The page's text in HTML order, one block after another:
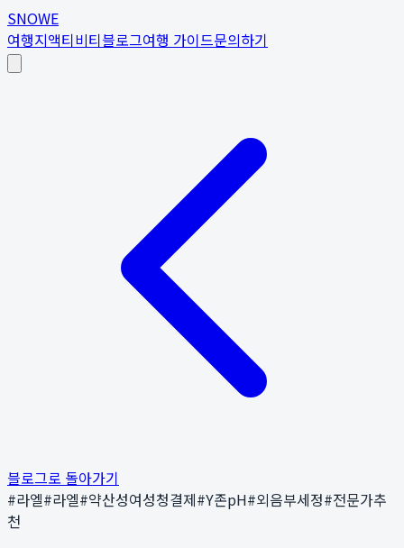
SNOWE
여행지액티비티블로그여행 가이드문의하기
블로그로 돌아가기
#라엘#라엘#약산성여성청결제#Y존pH#외음부세정#전문가추
천